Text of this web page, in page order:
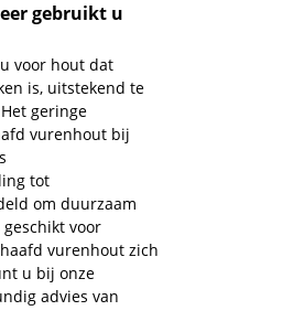
gebruikt u
voor hout dat
is, uitstekend te
geringe
vurenhout bij
tot
om duurzaam
geschikt voor
vurenhout zich
u bij onze
advies van